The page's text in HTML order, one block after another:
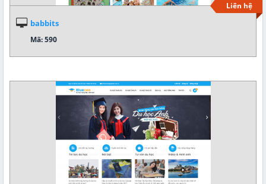
Liên hệ
babbits
Mã: 590